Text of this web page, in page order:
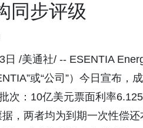
同步评级
日 /美通社/ -- ESENTIA
或“公司”）今日宣布
次：10亿美元票面利率
，两者均为到期一次性偿